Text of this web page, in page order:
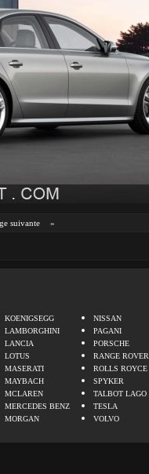
suivante »
KOENIGSEGG
LAMBORGHINI
LANCIA
LOTUS
MASERATI
MAYBACH
MCLAREN
MERCEDES BENZ
MORGAN
NISSAN
PAGANI
PORSCHE
RANGE ROVER
ROLLS ROYCE
SPYKER
TALBOT LAGO
TESLA
VOLVO